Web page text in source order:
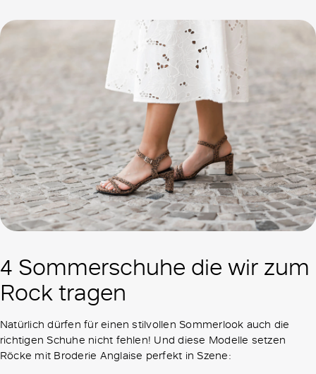
4 Sommerschuhe die wir zum
Rock tragen
Natürlich dürfen für einen stilvollen Sommerlook auch die
richtigen Schuhe nicht fehlen! Und diese Modelle setzen
Röcke mit Broderie Anglaise perfekt in Szene: